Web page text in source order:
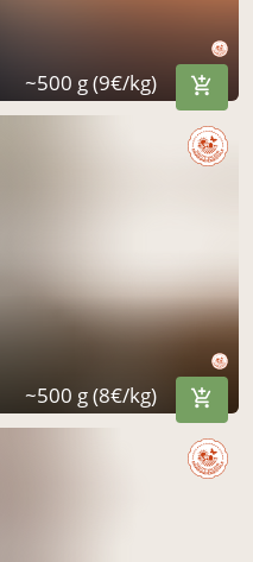
~500 g (9€/kg)
~500 g (8€/kg)